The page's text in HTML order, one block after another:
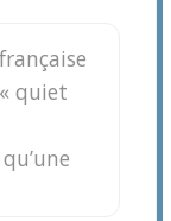
quiet